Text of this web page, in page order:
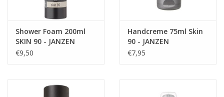
Shower Foam 200ml
SKIN 90 - JANZEN
€9,50
Handcreme 75ml Skin
90 - JANZEN
€7,95